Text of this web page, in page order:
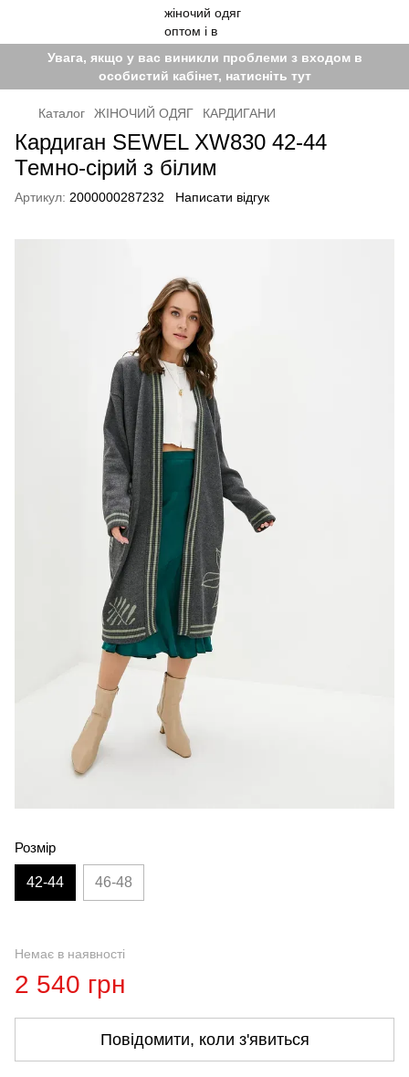
Увага, якщо у вас виникли проблеми з входом в
особистий кабінет, натисніть тут
Каталог ЖІНОЧИЙ ОДЯГ КАРДИГАНИ
Кардиган SEWEL XW830 42-44
Темно-сірий з білим
Артикул: 2000000287232 Написати відгук
Розмір
42-44 46-48
Немає в наявності
2 540 грн
Повідомити, коли з'явиться